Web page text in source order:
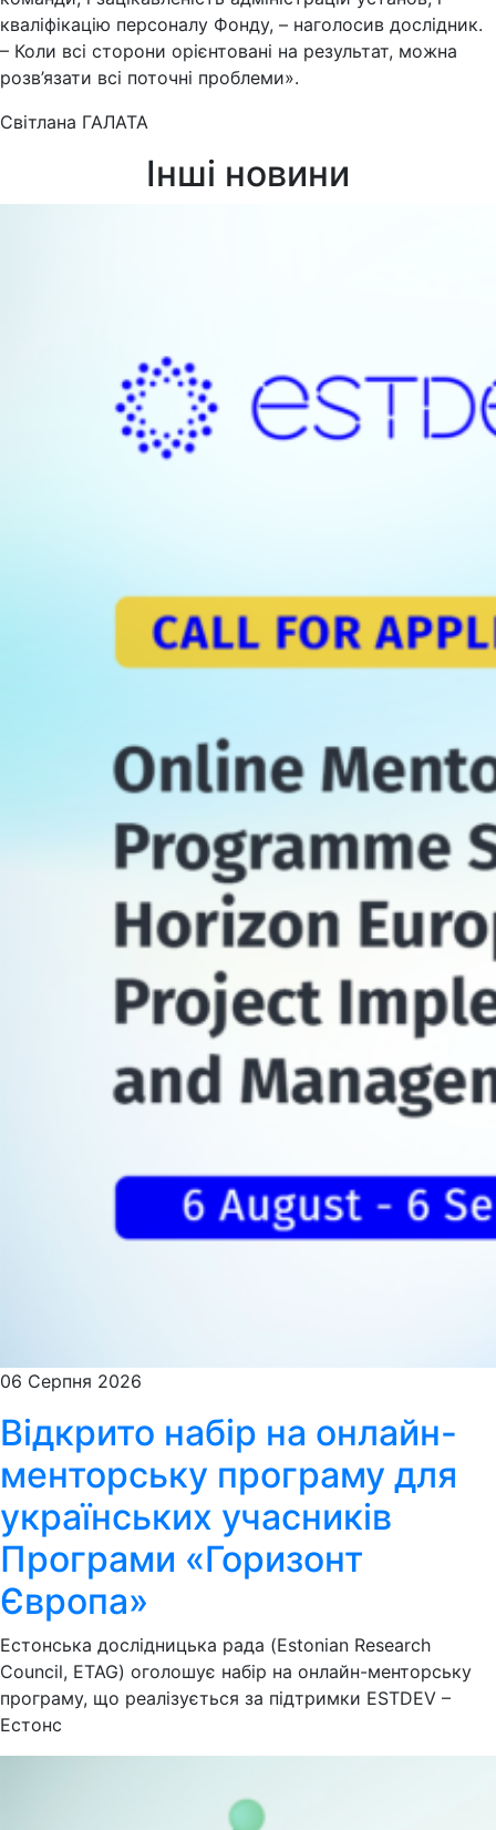
кваліфікацію персоналу Фонду, – наголосив дослідник.
– Коли всі сторони орієнтовані на результат, можна
розв’язати всі поточні проблеми».
Світлана ГАЛАТА
Інші новини
06 Серпня 2026
Відкрито набір на онлайн-
менторську програму для
українських учасників
Програми «Горизонт
Європа»
Естонська дослідницька рада (Estonian Research
Council, ETAG) оголошує набір на онлайн-менторську
програму, що реалізується за підтримки ESTDEV –
Естонс